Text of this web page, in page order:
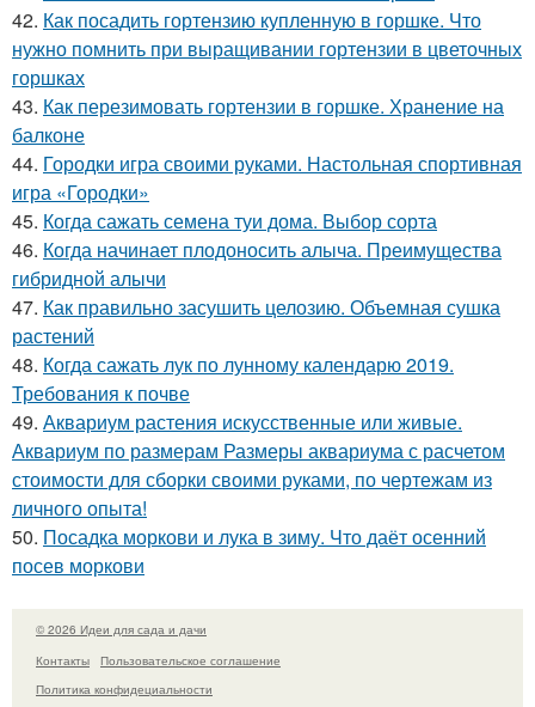
42. Как посадить гортензию купленную в горшке. Что
нужно помнить при выращивании гортензии в цветочных
горшках
43. Как перезимовать гортензии в горшке. Хранение на
балконе
44. Городки игра своими руками. Настольная спортивная
игра «Городки»
45. Когда сажать семена туи дома. Выбор сорта
46. Когда начинает плодоносить алыча. Преимущества
гибридной алычи
47. Как правильно засушить целозию. Объемная сушка
растений
48. Когда сажать лук по лунному календарю 2019.
Требования к почве
49. Аквариум растения искусственные или живые.
Аквариум по размерам Размеры аквариума с расчетом
стоимости для сборки своими руками, по чертежам из
личного опыта!
50. Посадка моркови и лука в зиму. Что даёт осенний
посев моркови
© 2026 Идеи для сада и дачи
Контакты
Пользовательское соглашение
Политика конфидециальности